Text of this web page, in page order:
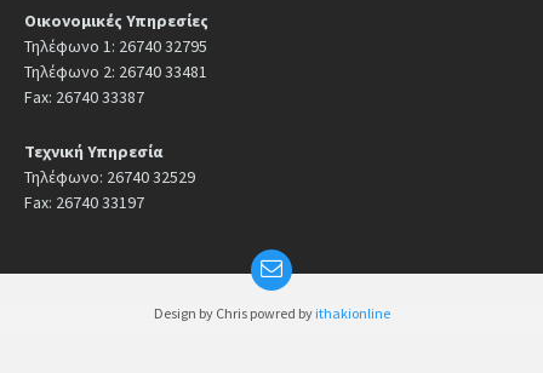
Οικονομικές Υπηρεσίες
Τηλέφωνο 1: 26740 32795
Τηλέφωνο 2: 26740 33481
Fax: 26740 33387
Τεχνική Υπηρεσία
Τηλέφωνο: 26740 32529
Fax: 26740 33197
Design by Chris powred by ithakionline